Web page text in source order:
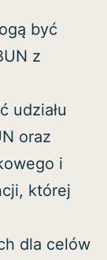
być
z
udziału
oraz
i
której
dla celów